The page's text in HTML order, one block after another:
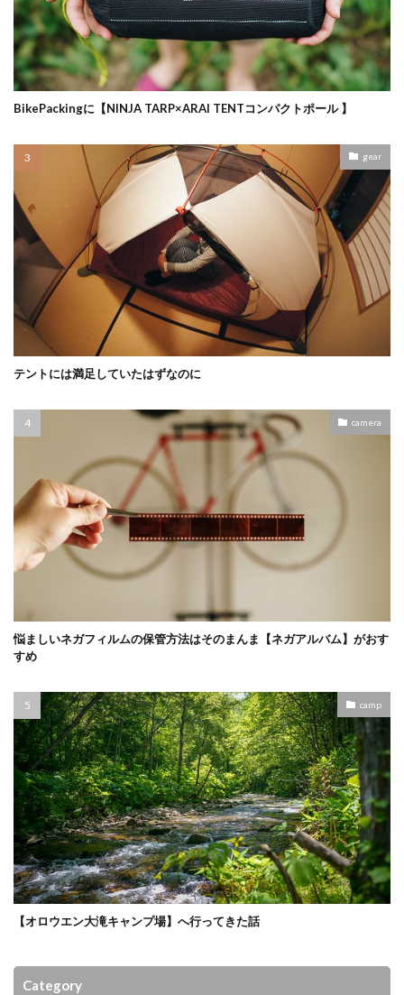
BikePackingに【NINJA TARP×ARAI TENTコンパクトポール 】
gear
テントには満足していたはずなのに
camera
悩ましいネガフィルムの保管方法はそのまんま【ネガアルバム】がおす
すめ
camp
【オロウエン大滝キャンプ場】へ行ってきた話
Category